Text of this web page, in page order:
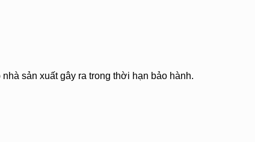
sản xuất gây ra trong thời hạn bảo hành.